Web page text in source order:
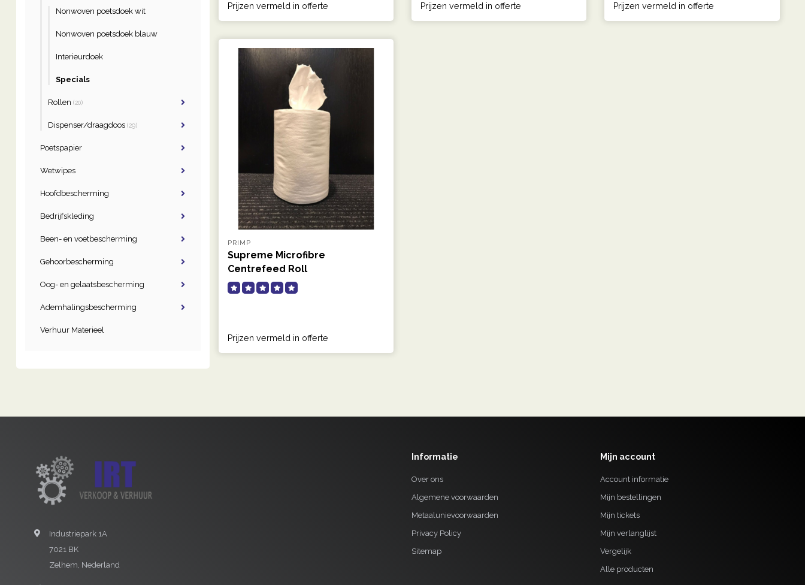
Nonwoven poetsdoek wit
Nonwoven poetsdoek blauw
Interieurdoek
Specials
Rollen (20)
Dispenser/draagdoos (29)
Poetspapier
Wetwipes
Hoofdbescherming
Bedrijfskleding
Been- en voetbescherming
Gehoorbescherming
Oog- en gelaatsbescherming
Ademhalingsbescherming
Verhuur Materieel
Prijzen vermeld in offerte Prijzen vermeld in offerte Prijzen vermeld in offerte
PRIMP
Supreme Microfibre
Centrefeed Roll
Prijzen vermeld in offerte
Industriepark 1A
7021 BK
Zelhem, Nederland
Informatie
Over ons
Algemene voorwaarden
Metaalunievoorwaarden
Privacy Policy
Sitemap
Mijn account
Account informatie
Mijn bestellingen
Mijn tickets
Mijn verlanglijst
Vergelijk
Alle producten